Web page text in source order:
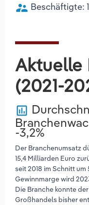
supervisor_account Beschäftigte:
Aktuelle
(2021-
poll
-3,2%
Der Branchenumsatz
15,4 Milliarden Euro
seit 2018 im Schnitt
Gewinnmarge wird
Die Branche konnte
Großhandels bisher